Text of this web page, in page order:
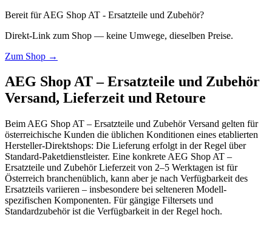
Bereit fürAEG Shop AT - Ersatzteile und Zubehör?
Direkt-Link zum Shop — keine Umwege, dieselben Preise.
Zum Shop →
AEG Shop AT – Ersatzteile und Zubehör
Versand, Lieferzeit und Retoure
Beim AEG Shop AT – Ersatzteile und Zubehör Versand gelten für
österreichische Kunden die üblichen Konditionen eines etablierten
Hersteller-Direktshops: Die Lieferung erfolgt in der Regel über
Standard-Paketdienstleister. Eine konkrete AEG Shop AT –
Ersatzteile und Zubehör Lieferzeit von 2–5 Werktagen ist für
Österreich branchenüblich, kann aber je nach Verfügbarkeit des
Ersatzteils variieren – insbesondere bei selteneren Modell-
spezifischen Komponenten. Für gängige Filtersets und
Standardzubehör ist die Verfügbarkeit in der Regel hoch.